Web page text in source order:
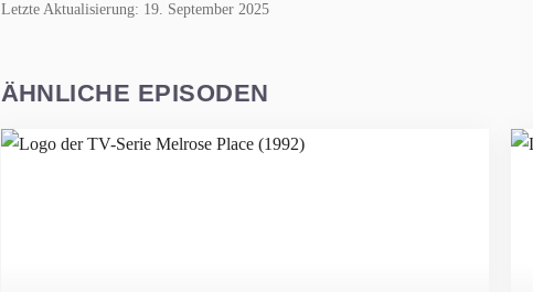
Letzte Aktualisierung: 19. September 2025
ÄHNLICHE EPISODEN